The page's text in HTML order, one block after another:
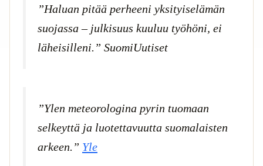
”Haluan pitää perheeni yksityiselämän
suojassa – julkisuus kuuluu työhöni, ei
läheisilleni.” SuomiUutiset
”Ylen meteorologina pyrin tuomaan
selkeyttä ja luotettavuutta suomalaisten
arkeen.” Yle